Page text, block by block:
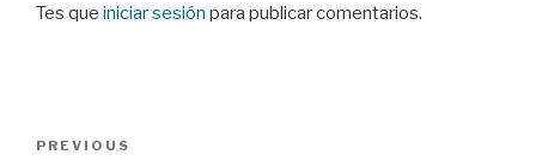
Tes que iniciar sesión para publicar comentarios.
Previous
PREVIOUS